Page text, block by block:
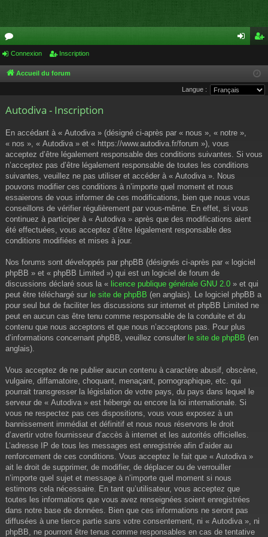
or
u
s
cri
pti
Connexion Inscription
Accueil du forum
Langue :
Autodiva - Inscription
En accédant à « Autodiva » (désigné ci-après par « nous », « notre »,
« nos », « Autodiva » et « https://www.autodiva.fr/forum »), vous
acceptez d’être légalement responsable des conditions suivantes. Si vous
n’acceptez pas d’être légalement responsable de toutes les conditions
suivantes, veuillez ne pas utiliser et accéder à « Autodiva ». Nous
pouvons modifier ces conditions à n’importe quel moment et nous
essaierons de vous informer de ces modifications, bien que nous vous
conseillons de vérifier régulièrement par vous-même. En effet, si vous
continuez à participer à « Autodiva » après que des modifications aient
été effectuées, vous acceptez d’être légalement responsable des
conditions modifiées et mises à jour.
Nos forums sont développés par phpBB (désignés ci-après par « logiciel
phpBB » et « phpBB Limited ») qui est un logiciel de forum de
discussions déclaré sous la « licence publique générale GNU 2.0 » et qui
peut être téléchargé sur le site de phpBB (en anglais). Le logiciel phpBB a
pour seul but de faciliter les discussions sur internet et phpBB Limited ne
peut en aucun cas être tenu comme responsable de la conduite et du
contenu que nous acceptons et que nous n’acceptons pas. Pour plus
d’informations concernant phpBB, veuillez consulter le site de phpBB (en
anglais).
Vous acceptez de ne publier aucun contenu à caractère abusif, obscène,
vulgaire, diffamatoire, choquant, menaçant, pornographique, etc. qui
pourrait transgresser la législation de votre pays, du pays dans lequel le
serveur de « Autodiva » est hébergé ou encore la loi internationale. Si
vous ne respectez pas ces dispositions, vous vous exposez à un
bannissement immédiat et définitif et nous nous réservons le droit
d’avertir votre fournisseur d’accès à internet et les autorités officielles.
L’adresse IP de tous les messages est enregistrée afin d’aider au
renforcement de ces conditions. Vous acceptez le fait que « Autodiva »
ait le droit de supprimer, de modifier, de déplacer ou de verrouiller
n’importe quel sujet et message à n’importe quel moment si nous
estimons cela nécessaire. En tant qu’utilisateur, vous acceptez que
toutes les informations que vous avez renseignées soient enregistrées
dans notre base de données. Bien que ces informations ne seront pas
diffusées à une tierce partie sans votre consentement, ni « Autodiva », ni
phpBB, ne pourront être tenus comme responsables en cas de tentative